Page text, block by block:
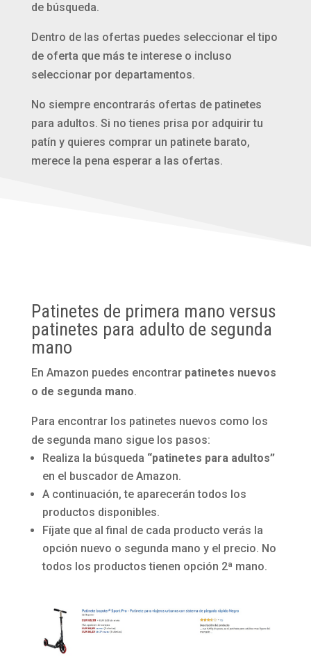
de búsqueda.
Dentro de las ofertas puedes seleccionar el tipo
de oferta que más te interese o incluso
seleccionar por departamentos.
No siempre encontrarás ofertas de patinetes
para adultos. Si no tienes prisa por adquirir tu
patín y quieres comprar un patinete barato,
merece la pena esperar a las ofertas.
Patinetes de primera mano versus
patinetes para adulto de segunda
mano
En Amazon puedes encontrar patinetes nuevos
o de segunda mano.
Para encontrar los patinetes nuevos como los
de segunda mano sigue los pasos:
Realiza la búsqueda “patinetes para adultos”
en el buscador de Amazon.
A continuación, te aparecerán todos los
productos disponibles.
Fíjate que al final de cada producto verás la
opción nuevo o segunda mano y el precio. No
todos los productos tienen opción 2ª mano.